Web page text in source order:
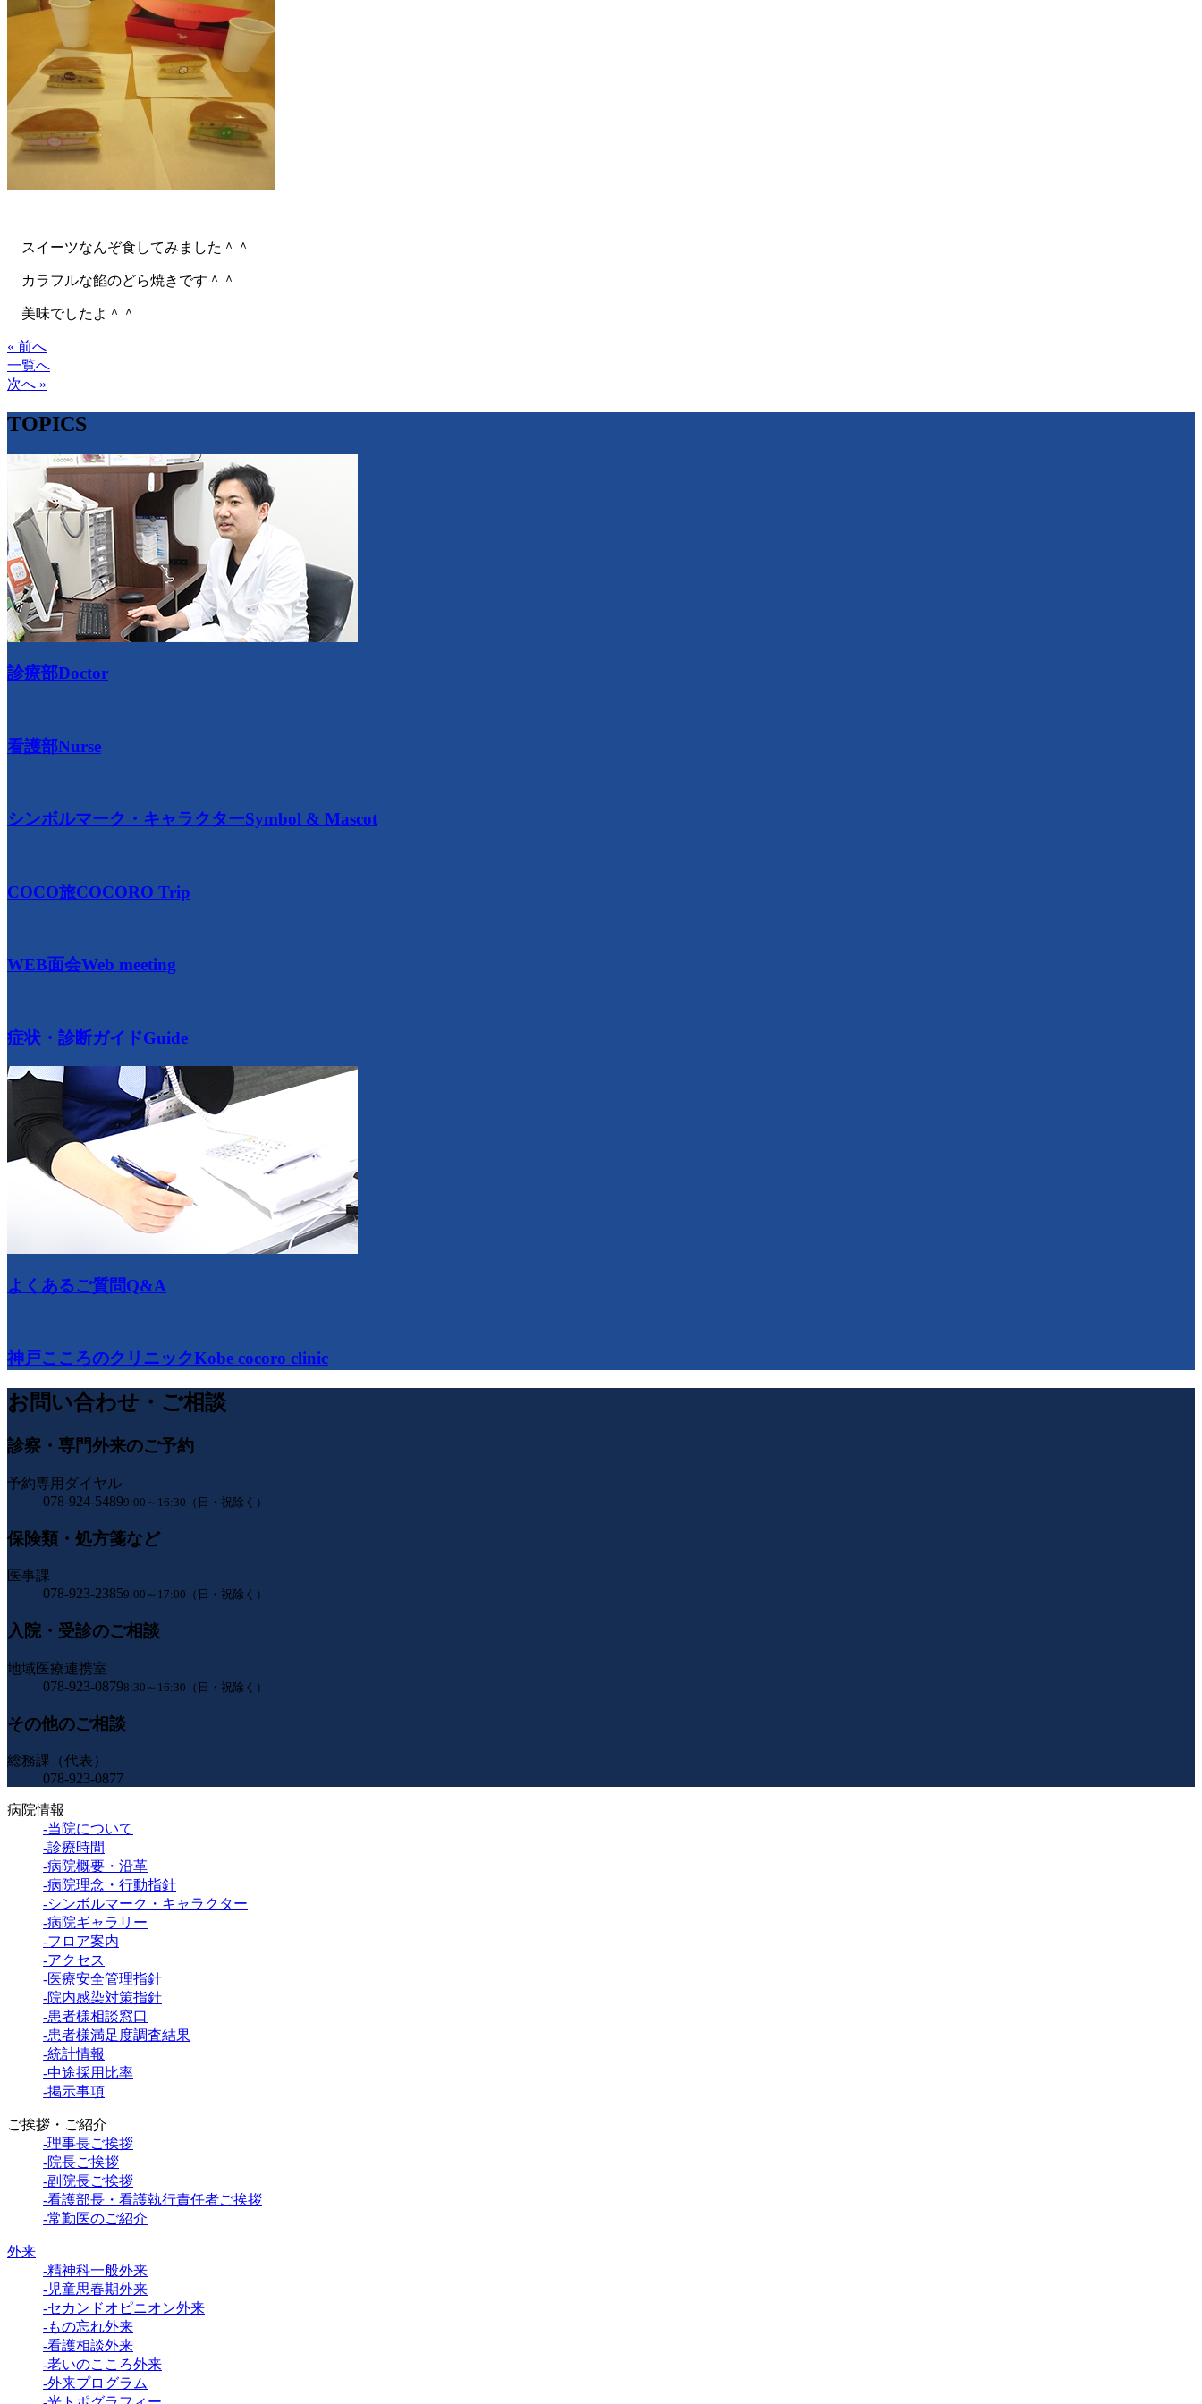
スイーツなんぞ食してみました＾＾
カラフルな餡のどら焼きです＾＾
美味でしたよ＾＾
« 前へ
一覧へ
次へ »
TOPICS
診療部Doctor
看護部Nurse
シンボルマーク・キャラクターSymbol & Mascot
COCO旅COCORO Trip
WEB面会Web meeting
症状・診断ガイドGuide
よくあるご質問Q&A
神戸こころのクリニックKobe cocoro clinic
お問い合わせ・ご相談
診察・専門外来のご予約
予約専用ダイヤル
078-924-54899:00～16:30（日・祝除く）
保険類・処方箋など
医事課
078-923-23859:00～17:00（日・祝除く）
入院・受診のご相談
地域医療連携室
078-923-08798:30～16:30（日・祝除く）
その他のご相談
総務課（代表）
078-923-0877
病院情報
-当院について
-診療時間
-病院概要・沿革
-病院理念・行動指針
-シンボルマーク・キャラクター
-病院ギャラリー
-フロア案内
-アクセス
-医療安全管理指針
-院内感染対策指針
-患者様相談窓口
-患者様満足度調査結果
-統計情報
-中途採用比率
-掲示事項
ご挨拶・ご紹介
-理事長ご挨拶
-院長ご挨拶
-副院長ご挨拶
-看護部長・看護執行責任者ご挨拶
-常勤医のご紹介
外来
-精神科一般外来
-児童思春期外来
-セカンドオピニオン外来
-もの忘れ外来
-看護相談外来
-老いのこころ外来
-外来プログラム